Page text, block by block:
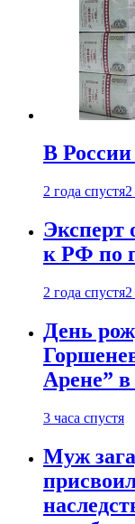
В
2 года спустя
Эксперт
к РФ по
2 года спустя
День
Арене”
3 часа спустя
Муж